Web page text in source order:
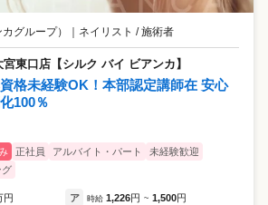
グループ） ネイリスト / 施術者
東口店【シルク バイ ビアンカ】
格未経験OK！本部認定講師在 安心
100％
正社員 アルバイト・パート
未経験歓迎
グ
円 ア 時給 1,226円 ~ 1,500円